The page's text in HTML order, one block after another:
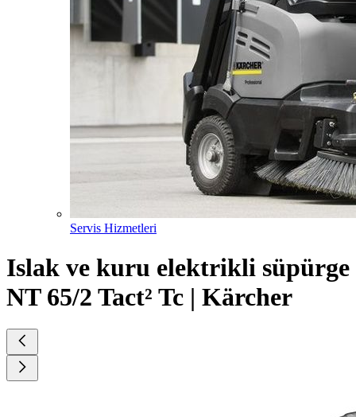
Servis Hizmetleri
Islak ve kuru elektrikli süpürge
NT 65/2 Tact² Tc | Kärcher